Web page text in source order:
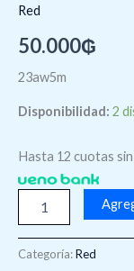
Red
50.000₲
23aw5m
Disponibilidad: 2
Hasta 12 cuotas
Categoría:Red